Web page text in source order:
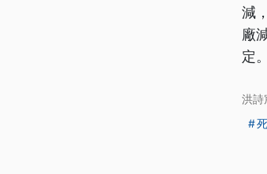
減
廠
定。
洪詩